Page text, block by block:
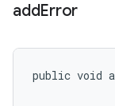
addError
public void